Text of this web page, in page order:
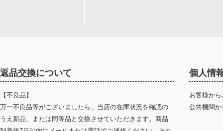
返品交換について
【不良品】
万一不良品等がございましたら、当店の在庫状況を確認の
うえ新品、または同等品と交換させていただきます。商品
個人情
お客様か
公共機関